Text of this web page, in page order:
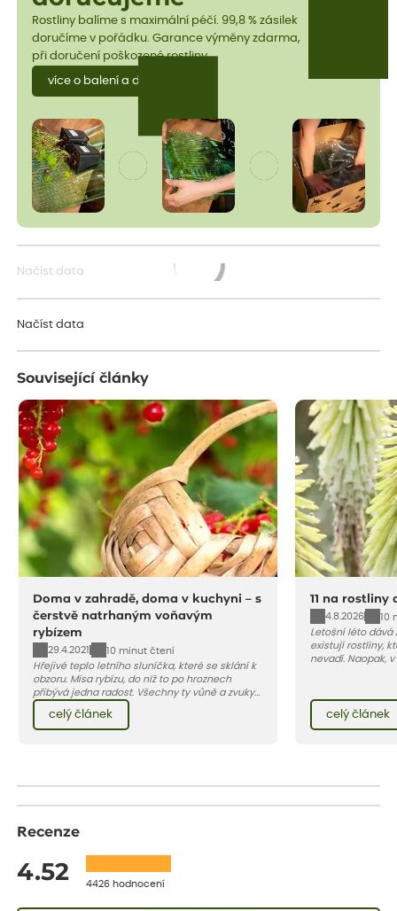
Rostliny balíme s maximální péčí. 99,8 % zásilek
doručíme v pořádku. Garance výměny zdarma,
při doručení poškozené rostliny.
více o balení a dopravě
Načíst data
Načíst data
Související články
Doma v zahradě, doma v kuchyni – s
čerstvě natrhaným voňavým
rybízem
29.4.2021
10 minut čtení
Hřejivé teplo letního sluníčka, které se sklání k
obzoru. Mísa rybízu, do níž to po hroznech
přibývá jedna radost. Všechny ty vůně a zvuky
červencové zahrady. Sklizeň rybízu do kuchyně
vnese neuvěřitelný klid a radost. A taky trochu
bezstarostnosti dětství při mlsání babiččina
celý článek
11 na rostliny
4.8.2026
10
Letošní léto dává
existují rostliny,
nevadí. Naopak,
horké a suché
Pojďme se
celý článek
Recenze
4.52 4426 hodnocení